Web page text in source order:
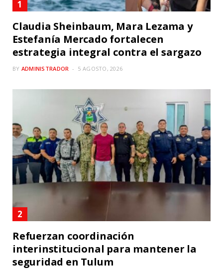
Claudia Sheinbaum, Mara Lezama y
Estefanía Mercado fortalecen
estrategia integral contra el sargazo
BY ADMINISTRADOR 5 AGOSTO, 2026
Refuerzan coordinación
interinstitucional para mantener la
seguridad en Tulum